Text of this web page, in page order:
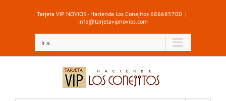
Tarjeta VIP NOVIOS - Hacienda Los Conejitos 686685700 |
info@tarjetavipnovios.com
Ir a...